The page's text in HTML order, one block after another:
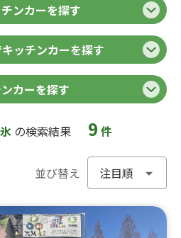
ンカーを探す
ッチンカーを探す
カーを探す
の検索結果 9 件
並び替え